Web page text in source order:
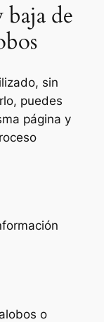
de
sin
puedes
página y
o